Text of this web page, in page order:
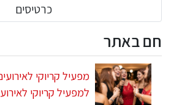
כרטיסים
חם באתר
למפעיל קריוקי לאירוע